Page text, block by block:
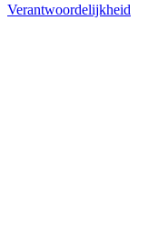
Verantwoordelijkheid